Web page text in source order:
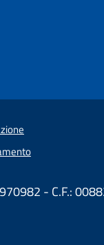
- C.F.: